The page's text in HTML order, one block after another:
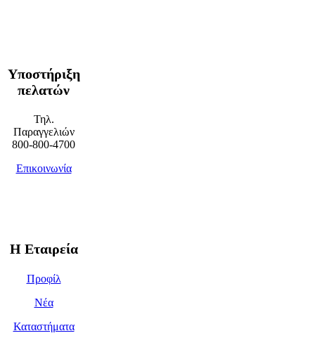
Υποστήριξη
πελατών
Τηλ.
Παραγγελιών
800-800-4700
Επικοινωνία
Η Εταιρεία
Προφίλ
Νέα
Καταστήματα